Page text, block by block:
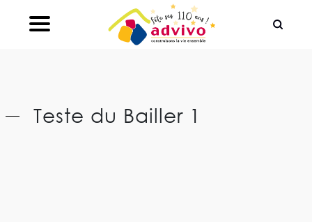
Teste du Bailler 1